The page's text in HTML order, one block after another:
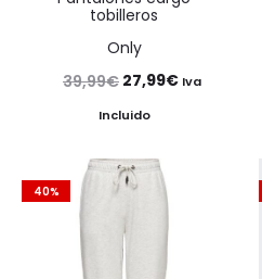
tobilleros
Only
39,99€ El
precio
era:
39,99€.
27,99€ElIva
Incluido
40%